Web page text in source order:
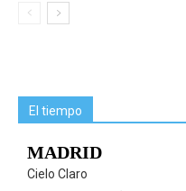
El tiempo
MADRID
Cielo Claro